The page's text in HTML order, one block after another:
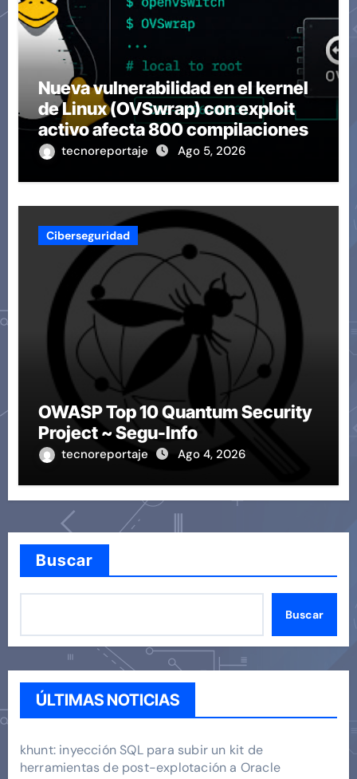
Nueva vulnerabilidad en el kernel
de Linux (OVSwrap) con exploit
activo afecta 800 compilaciones
tecnoreportaje Ago 5, 2026
Ciberseguridad
OWASP Top 10 Quantum Security
Project ~ Segu-Info
tecnoreportaje Ago 4, 2026
Buscar
Buscar
ÚLTIMAS NOTICIAS
khunt: inyección SQL para subir un kit de
herramientas de post-explotación a Oracle